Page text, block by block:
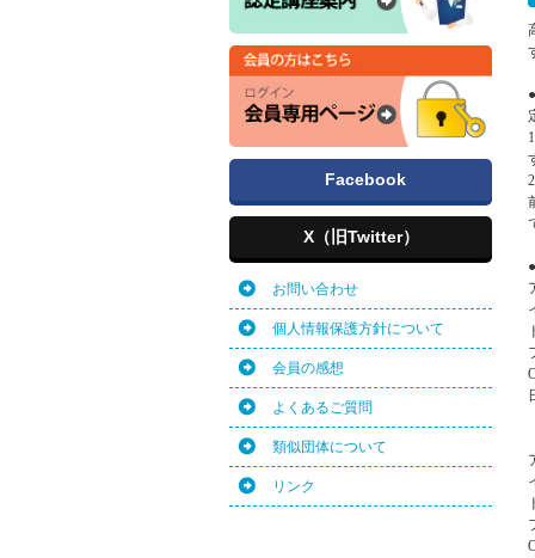
Facebook
X（旧Twitter）
お問い合わせ
個人情報保護方針について
会員の感想
よくあるご質問
類似団体について
リンク